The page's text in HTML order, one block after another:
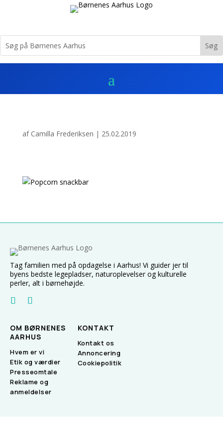
af Camilla Frederiksen | 25.02.2019
Tag familien med på opdagelse i Aarhus! Vi guider jer til
byens bedste legepladser, naturoplevelser og kulturelle
perler, alt i børnehøjde.
OM BØRNENES
AARHUS
Hvem er vi
Etik og værdier
Presseomtale
Reklame og
anmeldelser
KONTAKT
Kontakt os
Annoncering
Cookiepolitik